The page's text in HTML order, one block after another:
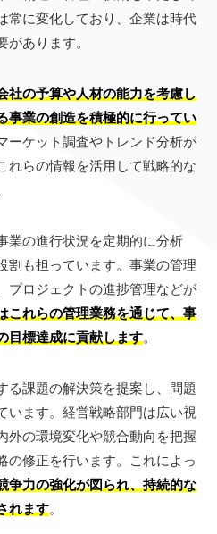
常に変化しており、企業は時代
あります。
社の予算や人材の能力を考慮し
事業の創造を積極的に行ってい
ーケット調査やトレンド分析が
れらの情報を活用して戦略的な
業の進行状況を定期的に分析
割も担っています。事業の管理
プロジェクトの進捗管理などが
これらの管理業務を通じて、事
目標達成に貢献します。
る課題の解決策を提案し、問題
います。経営戦略部門は広い視
外の環境変化や競合動向を把握
の修正を行います。これによっ
争力の強化が図られ、持続的な
れます。